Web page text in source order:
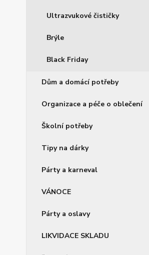
Ultrazvukové čističky
Brýle
Black Friday
Dům a domácí potřeby
Organizace a péče o oblečení
Školní potřeby
Tipy na dárky
Párty a karneval
VÁNOCE
Párty a oslavy
LIKVIDACE SKLADU